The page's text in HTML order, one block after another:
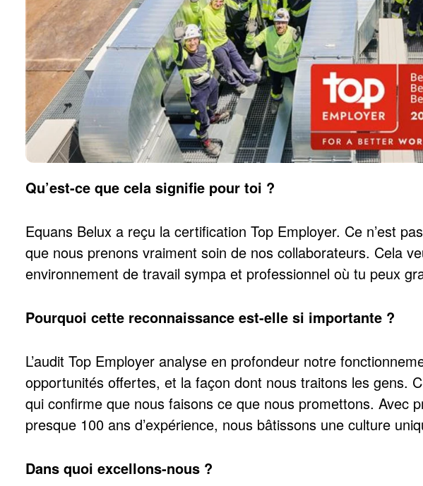
Qu’est-ce que cela signifie pour toi ?
Equans Belux a reçu la certification Top Employer. Ce n’est
que nous prenons vraiment soin de nos collaborateurs. Cela
environnement de travail sympa et professionnel où tu peux
Pourquoi cette reconnaissance est-elle si importante ?
L’audit Top Employer analyse en profondeur notre
opportunités offertes, et la façon dont nous traitons les gens.
qui confirme que nous faisons ce que nous promettons. Avec
presque 100 ans d’expérience, nous bâtissons une culture
Dans quoi excellons-nous ?